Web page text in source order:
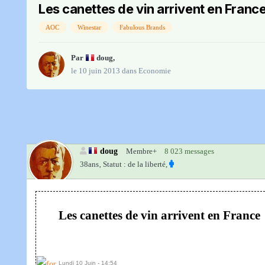
Les canettes de vin arrivent en
AOC Winestar Fabulous Brands
Par doug,
le 10 juin 2013 dans Economie
doug Membre+
8 023 messages
38ans‚ Statut : de la liberté,
Les canettes de vin arrivent en France
Lundi 10 Juin - 14:54